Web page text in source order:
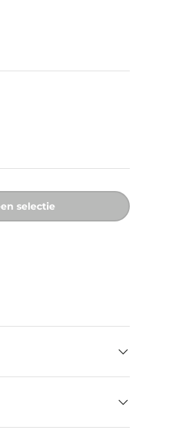
selectie